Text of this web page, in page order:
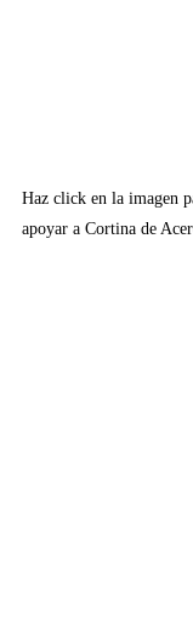
Haz click en la imagen
apoyar a Cortina de